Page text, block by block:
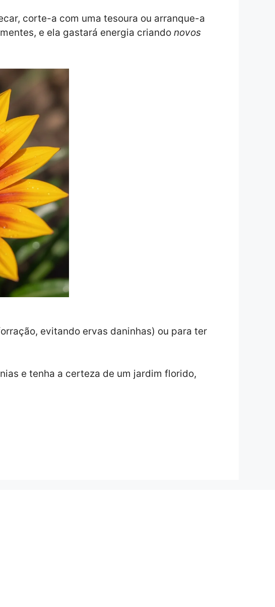
corte-a com uma tesoura ou arranque-a
e ela gastará energia criando novos
evitando ervas daninhas) ou para ter
e tenha a certeza de um jardim florido,